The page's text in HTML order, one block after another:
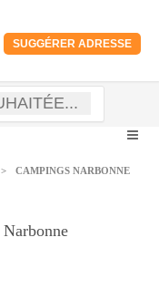
SUGGÉRER ADRESSE
> CAMPINGS NARBONNE